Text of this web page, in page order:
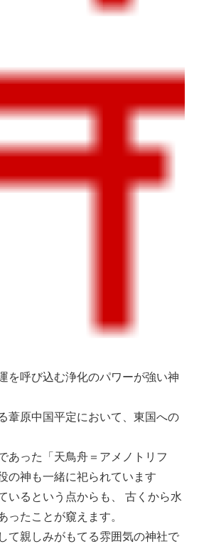
を呼び込む浄化のパワーが強い神
葦原中国平定において、東国への
あった「天鳥舟＝アメノトリフ
の神も一緒に祀られています
いるという点からも、 古くから水
ったことが窺えます。
て親しみがもてる雰囲気の神社で